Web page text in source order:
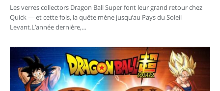
Les verres collectors Dragon Ball Super font leur grand retour chez
Quick — et cette fois, la quête mène jusqu’au Pays du Soleil
Levant.L’année dernière,…